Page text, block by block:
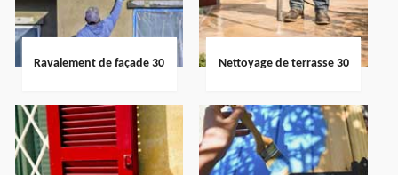
Ravalement de façade 30 Nettoyage de terrasse 30